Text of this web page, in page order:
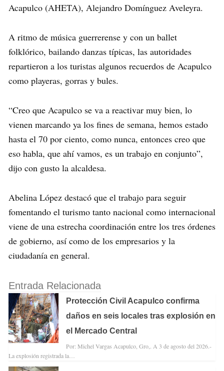
Acapulco (AHETA), Alejandro Domínguez Aveleyra.
A ritmo de música guerrerense y con un ballet
folklórico, bailando danzas típicas, las autoridades
repartieron a los turistas algunos recuerdos de Acapulco
como playeras, gorras y bules.
“Creo que Acapulco se va a reactivar muy bien, lo
vienen marcando ya los fines de semana, hemos estado
hasta el 70 por ciento, como nunca, entonces creo que
eso habla, que ahí vamos, es un trabajo en conjunto”,
dijo con gusto la alcaldesa.
Abelina López destacó que el trabajo para seguir
fomentando el turismo tanto nacional como internacional
viene de una estrecha coordinación entre los tres órdenes
de gobierno, así como de los empresarios y la
ciudadanía en general.
Entrada Relacionada
Protección Civil Acapulco confirma
daños en seis locales tras explosión en
el Mercado Central
Por: Michel Vargas Acapulco, Gro,. A 3 de agosto del 2026.-
La explosión registrada la…